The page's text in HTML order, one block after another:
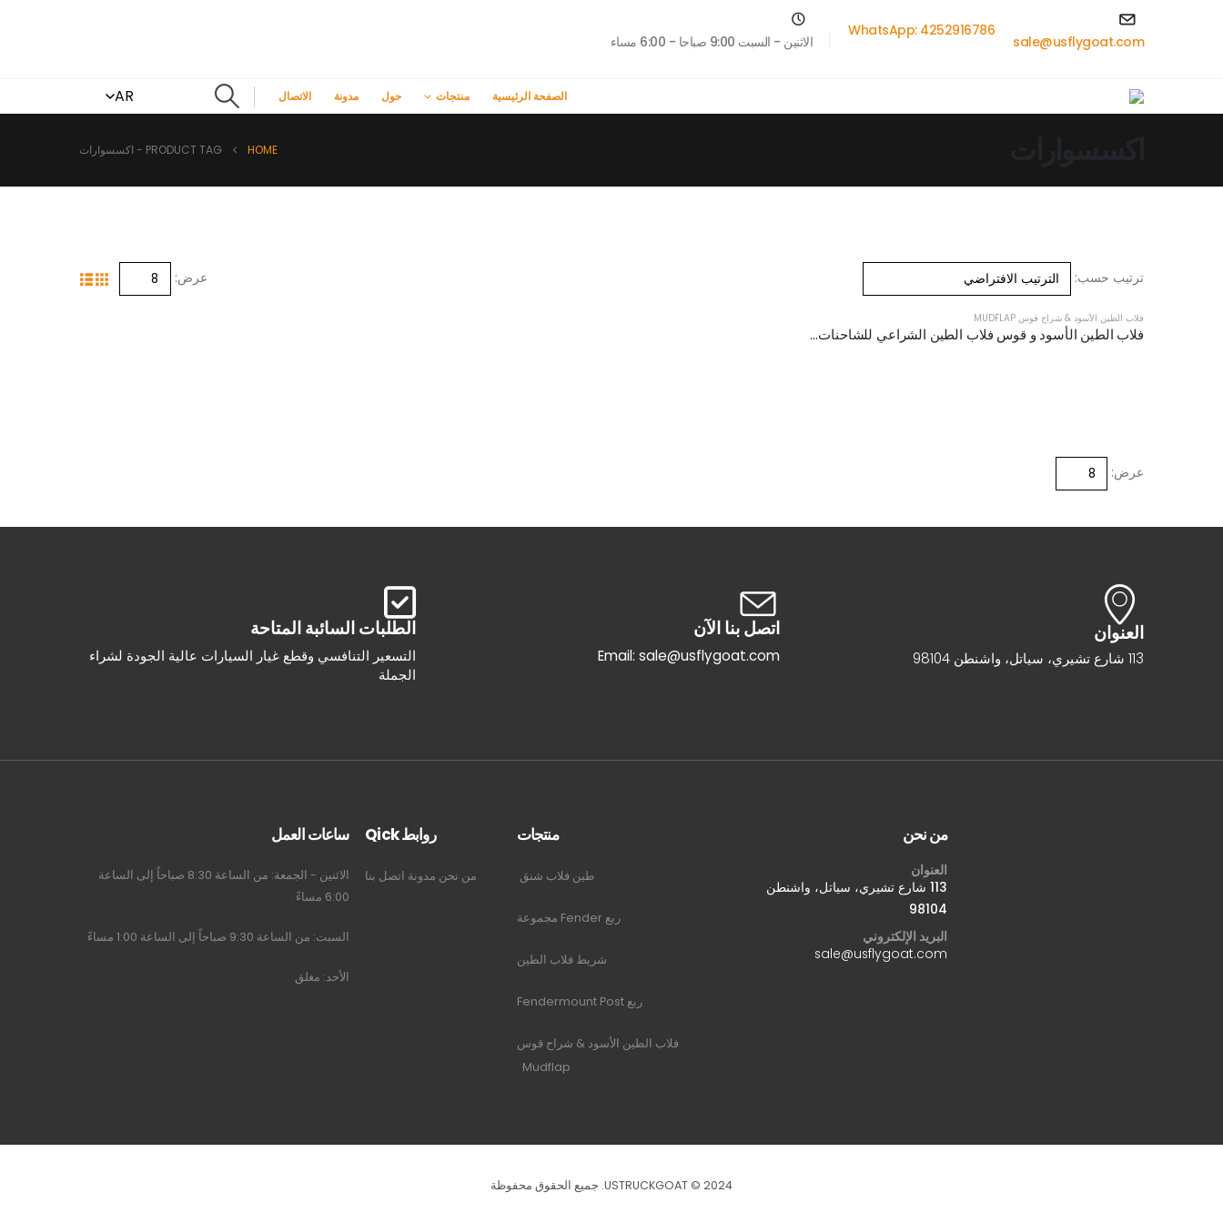
sale@usflygoat.com
WhatsApp: 4252916786
الاثنين - السبت 9:00 صباحا - 6:00 مساء
الصفحة الرئيسية منتجات حول مدونة الاتصال AR
HOME
PRODUCT TAG - اكسسوارات
ترتيب حسب: عرض:
فلاب الطين الأسود & شراح قوس MUDFLAP
فلاب الطين الأسود و قوس فلاب الطين الشراعي للشاحنات XKJ-MFH-CS24CH
عرض:
العنوان
113 شارع تشيري، سياتل، واشنطن 98104
اتصل بنا الآن
Email: sale@usflygoat.com
الطلبات السائبة المتاحة
التسعير التنافسي وقطع غيار السيارات عالية الجودة لشراء
الجملة
من نحن
العنوان
113 شارع تشيري، سياتل، واشنطن
98104
البريد الإلكتروني
sale@usflygoat.com
منتجات
طين فلاب شنق
ربع Fender مجموعة
شريط فلاب الطين
ربع Fendermount Post
فلاب الطين الأسود & شراح قوس
Mudflap
روابط Qick
من نحن مدونة اتصل بنا
ساعات العمل
الاثنين - الجمعة: من الساعة 8:30 صباحاً إلى الساعة
6:00 مساءً
السبت: من الساعة 9:30 صباحاً إلى الساعة 1:00 مساءً
الأحد: مغلق
USTRUCKGOAT © 2024. جميع الحقوق محفوظة